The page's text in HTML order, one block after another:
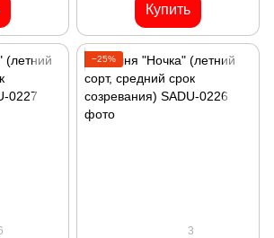
Купить
−25%
3